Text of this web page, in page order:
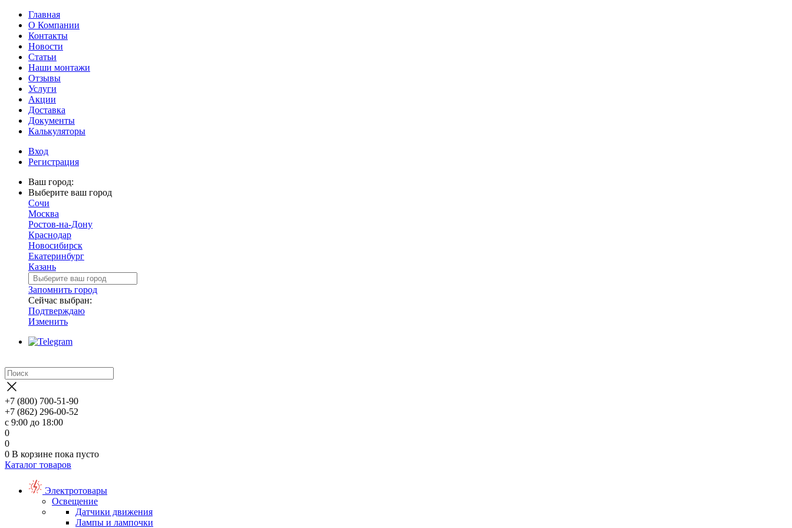
Главная
О Компании
Контакты
Новости
Статьи
Наши монтажи
Отзывы
Услуги
Акции
Доставка
Документы
Калькуляторы
Вход
Регистрация
Ваш город:
Выберите ваш город
Сочи
Москва
Ростов-на-Дону
Краснодар
Новосибирск
Екатеринбург
Казань
Запомнить город
Сейчас выбран:
Подтверждаю
Изменить
+7 (800) 700-51-90
+7 (862) 296-00-52
с 9:00 до 18:00
0
0
0 В корзине пока пусто
Каталог товаров
Электротовары
Освещение
Датчики движения
Лампы и лампочки